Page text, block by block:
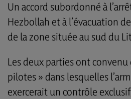
Un accord subordonné à
Hezbollah et à l’évacuation
de la zone située au sud du
Les deux parties ont convenu
pilotes » dans lesquelles
exercerait un contrôle